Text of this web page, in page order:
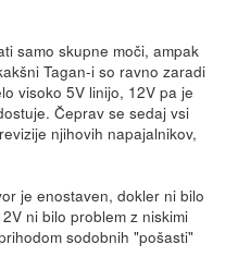
samo skupne moči, ampak
Tagan-i so ravno zaradi
visoko 5V linijo, 12V pa je
Čeprav se sedaj vsi
njihovih napajalnikov,
je enostaven, dokler ni bilo
ni bilo problem z niskimi
sodobnih "pošasti"